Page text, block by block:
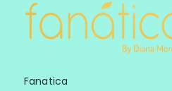
Fanatica